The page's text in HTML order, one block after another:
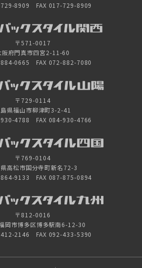
8909 FAX 017-729-8909
〒571-0017
阪府門真市四宮2-11-60
0665 FAX 072-882-7080
〒729-0114
県福山市柳津町3-2-41
4788 FAX 084-930-4766
〒769-0104
高松市国分寺町新名72-3
864-9133 FAX 087-875-0894
〒812-0016
岡市博多区博多駅南6-12-30
2146 FAX 092-433-5390